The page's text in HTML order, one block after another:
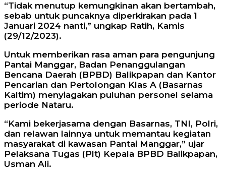
“Tidak menutup kemungkinan akan bertambah,
sebab untuk puncaknya diperkirakan pada 1
Januari 2024 nanti,” ungkap Ratih, Kamis
(29/12/2023).
Untuk memberikan rasa aman para pengunjung
Pantai Manggar, Badan Penanggulangan
Bencana Daerah (BPBD) Balikpapan dan Kantor
Pencarian dan Pertolongan Klas A (Basarnas
Kaltim) menyiagakan puluhan personel selama
periode Nataru.
“Kami bekerjasama dengan Basarnas, TNI, Polri,
dan relawan lainnya untuk memantau kegiatan
masyarakat di kawasan Pantai Manggar,” ujar
Pelaksana Tugas (Plt) Kepala BPBD Balikpapan,
Usman Ali.